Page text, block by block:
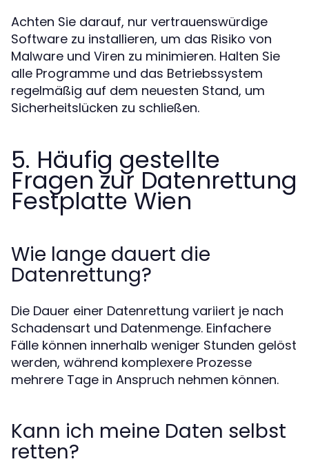
Achten Sie darauf, nur vertrauenswürdige
Software zu installieren, um das Risiko von
Malware und Viren zu minimieren. Halten Sie
alle Programme und das Betriebssystem
regelmäßig auf dem neuesten Stand, um
Sicherheitslücken zu schließen.
5. Häufig gestellte
Fragen zur Datenrettung
Festplatte Wien
Wie lange dauert die
Datenrettung?
Die Dauer einer Datenrettung variiert je nach
Schadensart und Datenmenge. Einfachere
Fälle können innerhalb weniger Stunden gelöst
werden, während komplexere Prozesse
mehrere Tage in Anspruch nehmen können.
Kann ich meine Daten selbst
retten?